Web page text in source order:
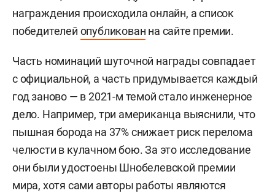
награждения происходила онлайн, а список
победителей опубликован на сайте премии.
Часть номинаций шуточной награды совпадает
с официальной, а часть придумывается каждый
год заново — в 2021-м темой стало инженерное
дело. Например, три американца выяснили, что
пышная борода на 37% снижает риск перелома
челюсти в кулачном бою. За это исследование
они были удостоены Шнобелевской премии
мира, хотя сами авторы работы являются